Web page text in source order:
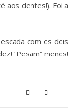
aos dentes!). Foi a
com os dois
“Pesam” menos!